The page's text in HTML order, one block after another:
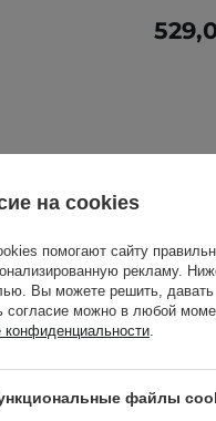
на cookies
помогают сайту
рекламу.
Вы можете решить,
согласие можно в любой
конфиденциальности.
файлы